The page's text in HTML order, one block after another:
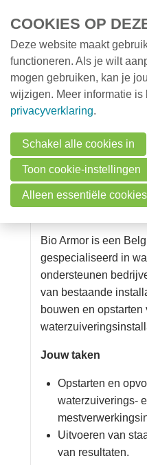
Vacatures op VMx
Bio Armor
10 juni 15:01
Waterzuivering
Bio Armor is een
gespecialiseerd in
ondersteunen
van bestaande
bouwen en opstarten
Jouw taken
Opstarten en
waterzuiverings-
Uitvoeren van
van resultaten.
COOKIES OP
Deze website maakt
functioneren. Als je wilt
mogen gebruiken, kan je
wijzigen. Meer informatie
privacyverklaring.
Schakel alle cookies in
Toon cookie-instellingen
Alleen essentiële cookies